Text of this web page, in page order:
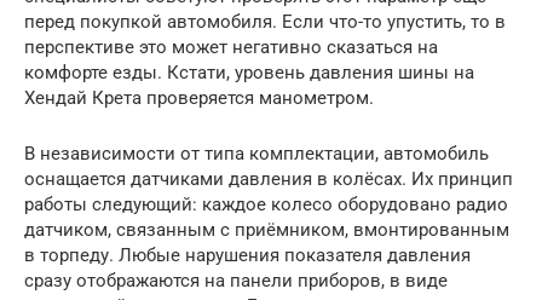
перед покупкой автомобиля. Если что-то упустить, то в
перспективе это может негативно сказаться на
комфорте езды. Кстати, уровень давления шины на
Хендай Крета проверяется манометром.
В независимости от типа комплектации, автомобиль
оснащается датчиками давления в колёсах. Их принцип
работы следующий: каждое колесо оборудовано радио
датчиком, связанным с приёмником, вмонтированным
в торпеду. Любые нарушения показателя давления
сразу отображаются на панели приборов, в виде